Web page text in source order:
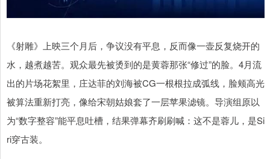
《射雕》上映三个月后，争议没有平息，反而像一壶反复烧开的
水，越煮越苦。观众最先被烫到的是黄蓉那张“修过”的脸。4月流
出的片场花絮里，庄达菲的刘海被CG一根根拉成弧线，脸颊高光
被算法重新打亮，像给宋朝姑娘套了一层苹果滤镜。导演组原以
为“数字整容”能平息吐槽，结果弹幕齐刷刷喊：这不是蓉儿，是Si
ri穿古装。